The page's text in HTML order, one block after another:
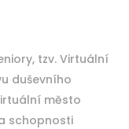
tzv. Virtuální
duševního
město
schopnosti